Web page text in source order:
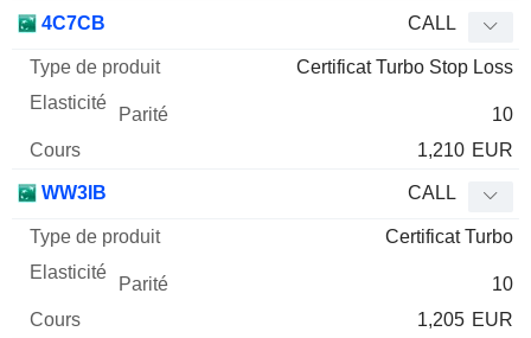
4C7CB CALL
Certificat Turbo Stop Loss
10
1,210 EUR
WW3IB CALL
Certificat Turbo
10
1,205 EUR